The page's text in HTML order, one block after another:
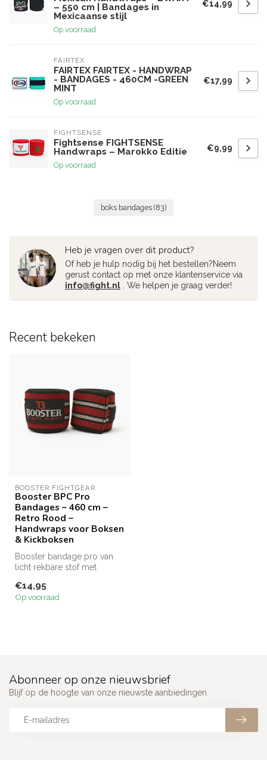
– 550 cm | Bandages in
Mexicaanse stijl
Op voorraad
€14,99
FAIRTEX
FAIRTEX FAIRTEX - HANDWRAP
- BANDAGES - 460CM -GREEN
MINT
Op voorraad
€17,99
FIGHTSENSE
Fightsense FIGHTSENSE
Handwraps – Marokko Editie
Op voorraad
€9,99
boks bandages (83)
Heb je vragen over dit product?
Of heb je hulp nodig bij het bestellen?Neem
gerust contact op met onze klantenservice via
info@fight.nl . We helpen je graag verder!
Recent bekeken
BOOSTER FIGHTGEAR
Booster BPC Pro
Bandages – 460 cm –
Retro Rood –
Handwraps voor Boksen
& Kickboksen
Booster bandage pro van
licht rekbare stof met
Booster B...
€14,95
Op voorraad
Abonneer op onze nieuwsbrief
Blijf op de hoogte van onze nieuwste aanbiedingen